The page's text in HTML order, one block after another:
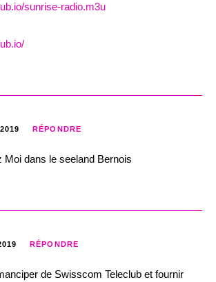
sunrise-radio.m3u
RÉPONDRE
Moi dans le seeland Bernois
RÉPONDRE
de Swisscom Teleclub et fournir